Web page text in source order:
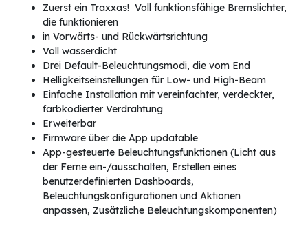
Zuerst ein Traxxas! Voll funktionsfähige Bremslichter,
die funktionieren
in Vorwärts- und Rückwärtsrichtung
Voll wasserdicht
Drei Default-Beleuchtungsmodi, die vom End
Helligkeitseinstellungen für Low- und High-Beam
Einfache Installation mit vereinfachter, verdeckter,
farbkodierter Verdrahtung
Erweiterbar
Firmware über die App updatable
App-gesteuerte Beleuchtungsfunktionen (Licht aus
der Ferne ein-/ausschalten, Erstellen eines
benutzerdefinierten Dashboards,
Beleuchtungskonfigurationen und Aktionen
anpassen, Zusätzliche Beleuchtungskomponenten)